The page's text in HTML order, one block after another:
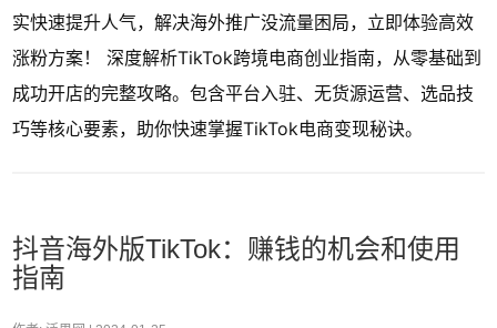
实快速提升人气，解决海外推广没流量困局，立即体验高效
涨粉方案！ 深度解析TikTok跨境电商创业指南，从零基础到
成功开店的完整攻略。包含平台入驻、无货源运营、选品技
巧等核心要素，助你快速掌握TikTok电商变现秘诀。
抖音海外版TikTok：赚钱的机会和使用
指南